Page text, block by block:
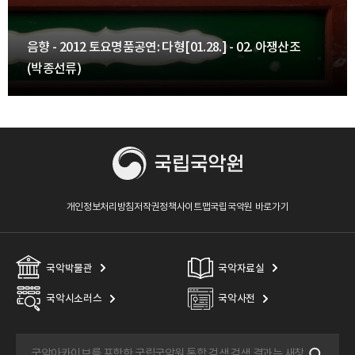
음향 - 2012 토요명품공연: 다형[01.28.] - 02. 아쟁산조
(박종선류)
개인정보처리방침저작권정책사이트맵국립국악원 바로가기
국악박물관 국악자료실
국악시소러스 국악사전